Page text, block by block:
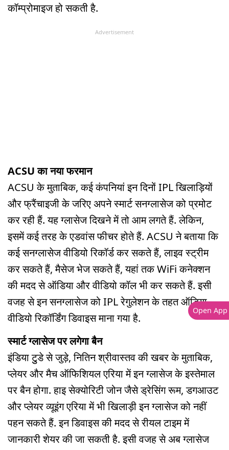
कॉम्प्रोमाइज हो सकती है.
Advertisement
ACSU का नया फरमान
ACSU के मुताबिक, कई कंपनियां इन दिनों IPL खिलाड़ियों
और फ्रैंचाइजी के जरिए अपने स्मार्ट सनग्लासेज को प्रमोट
कर रही हैं. यह ग्लासेज दिखने में तो आम लगते हैं. लेकिन,
इसमें कई तरह के एडवांस फीचर होते हैं. ACSU ने बताया कि
कई सनग्लासेज वीडियो रिकॉर्ड कर सकते हैं, लाइव स्ट्रीम
कर सकते हैं, मैसेज भेज सकते हैं, यहां तक WiFi कनेक्शन
की मदद से ऑडिया और वीडियो कॉल भी कर सकते हैं. इसी
वजह से इन सनग्लासेज को IPL रेगुलेशन के तहत ऑडिया-
वीडियो रिकॉर्डिंग डिवाइस माना गया है.
स्मार्ट ग्लासेज पर लगेगा बैन
इंडिया टुुडे से जुड़े, नितिन श्रीवास्तव की खबर के मुताबिक,
प्लेयर और मैच ऑफिशियल एरिया में इन ग्लासेज के इस्तेमाल
पर बैन होगा. हाइ सेक्योरिटी जोन जैसे ड्रेसिंग रूम, डगआउट
और प्लेयर व्यूइंग एरिया में भी खिलाड़ी इन ग्लासेज को नहीं
पहन सकते हैं. इन डिवाइस की मदद से रीयल टाइम में
जानकारी शेयर की जा सकती है. इसी वजह से अब ग्लासेज
Open App